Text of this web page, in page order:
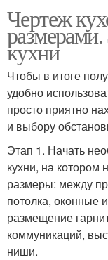
Чертеж
кухни
Чтобы в итоге
удобно
просто приятно
и выбору
Этап 1. Начать
кухни, на котором
размеры: между
потолка, оконные
размещение
коммуникаций,
ниши.